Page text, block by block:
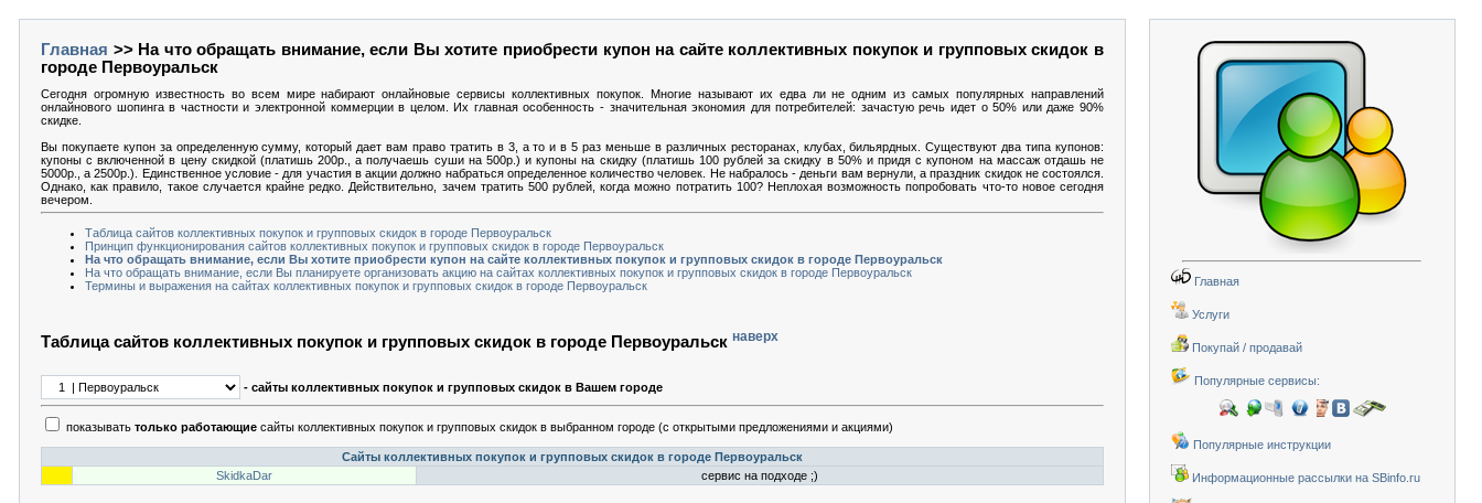
Главная >> На что обращать внимание, если Вы хотите приобрести купон на сайте коллективных покупок и групповых скидок в
городе Первоуральск
Сегодня огромную известность во всем мире набирают онлайновые сервисы коллективных покупок. Многие называют их едва ли не одним из самых популярных направлений
онлайнового шопинга в частности и электронной коммерции в целом. Их главная особенность - значительная экономия для потребителей: зачастую речь идет о 50% или даже 90%
скидке.
Вы покупаете купон за определенную сумму, который дает вам право тратить в 3, а то и в 5 раз меньше в различных ресторанах, клубах, бильярдных. Существуют два типа купонов:
купоны с включенной в цену скидкой (платишь 200р., а получаешь суши на 500р.) и купоны на скидку (платишь 100 рублей за скидку в 50% и придя с купоном на массаж отдашь не
5000р., а 2500р.). Единственное условие - для участия в акции должно набраться определенное количество человек. Не набралось - деньги вам вернули, а праздник скидок не состоялся.
Однако, как правило, такое случается крайне редко. Действительно, зачем тратить 500 рублей, когда можно потратить 100? Неплохая возможность попробовать что-то новое сегодня
вечером.
Таблица сайтов коллективных покупок и групповых скидок в городе Первоуральск
Принцип функционирования сайтов коллективных покупок и групповых скидок в городе Первоуральск
На что обращать внимание, если Вы хотите приобрести купон на сайте коллективных покупок и групповых скидок в городе Первоуральск
На что обращать внимание, если Вы планируете организовать акцию на сайтах коллективных покупок и групповых скидок в городе Первоуральск
Термины и выражения на сайтах коллективных покупок и групповых скидок в городе Первоуральск
Таблица сайтов коллективных покупок и групповых скидок в городе Первоуральск наверх
- сайты коллективных покупок и групповых скидок в Вашем городе
показывать только работающие сайты коллективных покупок и групповых скидок в выбранном городе (с открытыми предложениями и акциями)
Сайты коллективных покупок и групповых скидок в городе Первоуральск
SkidkaDar
сервис на подходе ;)
Главная
Услуги
Покупай / продавай
Популярные сервисы:
Популярные инструкции
Информационные рассылки на SBinfo.ru